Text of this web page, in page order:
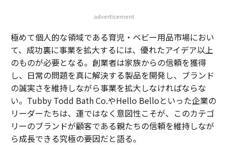
advertisement
極めて個人的な領域である育児・ベビー用品市場におい
て、成功裏に事業を拡大するには、優れたアイデア以上
のものが必要となる。創業者は家族からの信頼を獲得
し、日常の問題を真に解決する製品を開発し、ブランド
の誠実さを維持しながら事業を拡大しなければならな
い。Tubby Todd Bath Co.やHello Belloといった企業の
リーダーたちは、運ではなく意図性こそが、このカテゴ
リーのブランドが顧客である親たちの信頼を維持しなが
ら成長できる究極の要因だと語る。